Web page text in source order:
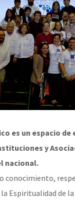
es un espacio de
y
nacional.
conocimiento,
Espiritualidad de